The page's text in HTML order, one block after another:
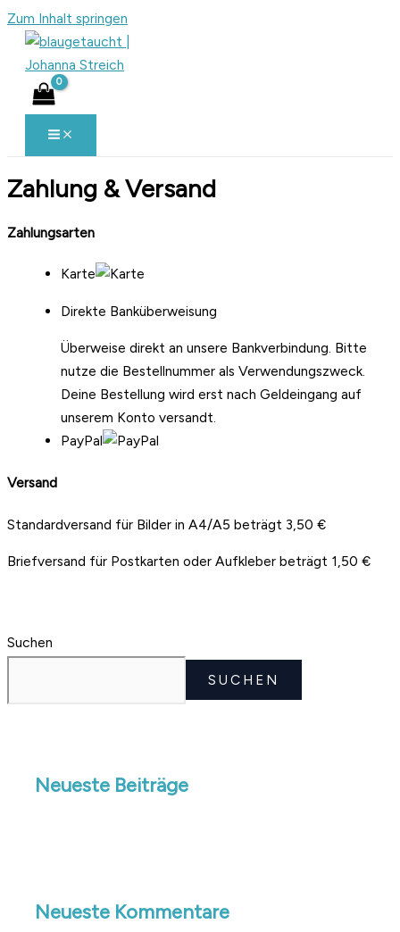
Zum Inhalt springen
Suchen
SUCHEN
Neueste Beiträge
Neueste Kommentare
Zahlung & Versand
Zahlungsarten
Karte
Direkte Banküberweisung
Überweise direkt an unsere Bankverbindung. Bitte
nutze die Bestellnummer als Verwendungszweck.
Deine Bestellung wird erst nach Geldeingang auf
unserem Konto versandt.
PayPal
Versand
Standardversand für Bilder in A4/A5 beträgt 3,50 €
Briefversand für Postkarten oder Aufkleber beträgt 1,50 €